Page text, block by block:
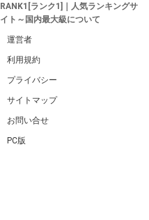
RANK1[ランク1]｜人気ランキングサ
イト～国内最大級について
運営者
利用規約
プライバシー
サイトマップ
お問い合せ
PC版